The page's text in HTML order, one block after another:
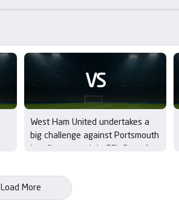
VS
West Ham United undertakes a
big challenge against Portsmouth
in a fiery summit in EFL Cup – 1st
Load More